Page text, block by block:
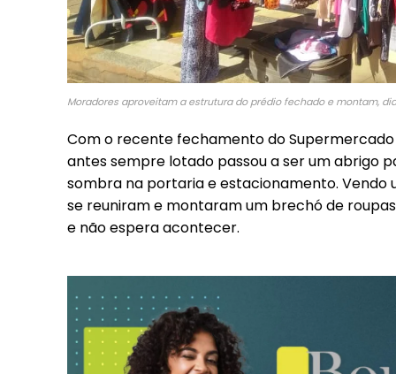
Included for free:
Etiam est nibh, lobortis
Praesent euismod ac
Donec quis est ac felis
Orci varius natoque
Moradores aproveitam a estrutura do prédio fechado e montam,
Com o recente fechamento do Supermercado
antes sempre lotado passou a ser um abrigo
sombra na portaria e estacionamento. Vendo
se reuniram e montaram um brechó de
e não espera acontecer.